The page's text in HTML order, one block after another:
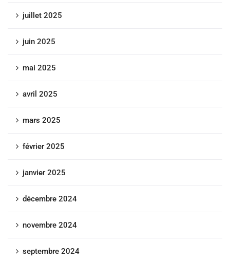
juillet 2025
juin 2025
mai 2025
avril 2025
mars 2025
février 2025
janvier 2025
décembre 2024
novembre 2024
septembre 2024